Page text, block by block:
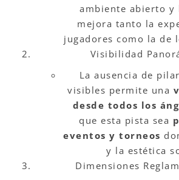
ambiente abierto y
mejora tanto la
jugadores como la de
Visibilidad
La ausencia de
visibles permite una
desde todos los
que esta pista sea
eventos y torneos
y la estética
Dimensiones